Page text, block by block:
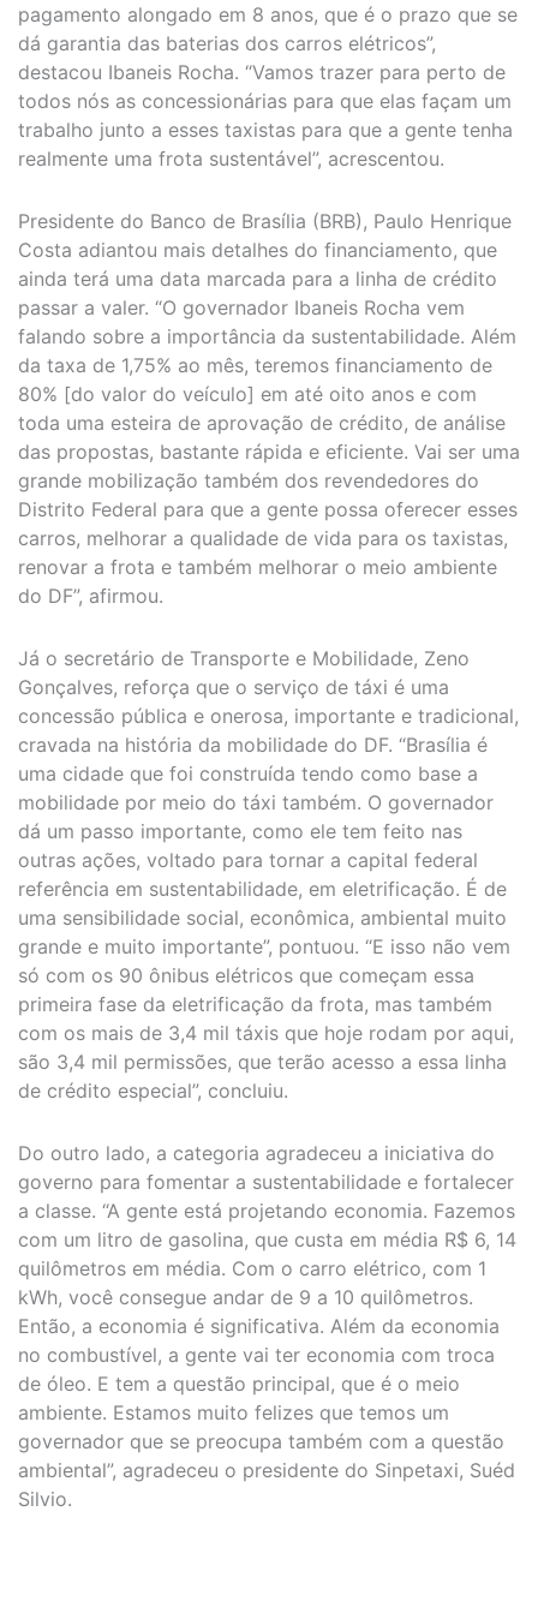
pagamento alongado em 8 anos, que é o prazo que se
dá garantia das baterias dos carros elétricos”,
destacou Ibaneis Rocha. “Vamos trazer para perto de
todos nós as concessionárias para que elas façam um
trabalho junto a esses taxistas para que a gente tenha
realmente uma frota sustentável”, acrescentou.
Presidente do Banco de Brasília (BRB), Paulo Henrique
Costa adiantou mais detalhes do financiamento, que
ainda terá uma data marcada para a linha de crédito
passar a valer. “O governador Ibaneis Rocha vem
falando sobre a importância da sustentabilidade. Além
da taxa de 1,75% ao mês, teremos financiamento de
80% [do valor do veículo] em até oito anos e com
toda uma esteira de aprovação de crédito, de análise
das propostas, bastante rápida e eficiente. Vai ser uma
grande mobilização também dos revendedores do
Distrito Federal para que a gente possa oferecer esses
carros, melhorar a qualidade de vida para os taxistas,
renovar a frota e também melhorar o meio ambiente
do DF”, afirmou.
Já o secretário de Transporte e Mobilidade, Zeno
Gonçalves, reforça que o serviço de táxi é uma
concessão pública e onerosa, importante e tradicional,
cravada na história da mobilidade do DF. “Brasília é
uma cidade que foi construída tendo como base a
mobilidade por meio do táxi também. O governador
dá um passo importante, como ele tem feito nas
outras ações, voltado para tornar a capital federal
referência em sustentabilidade, em eletrificação. É de
uma sensibilidade social, econômica, ambiental muito
grande e muito importante”, pontuou. “E isso não vem
só com os 90 ônibus elétricos que começam essa
primeira fase da eletrificação da frota, mas também
com os mais de 3,4 mil táxis que hoje rodam por aqui,
são 3,4 mil permissões, que terão acesso a essa linha
de crédito especial”, concluiu.
Do outro lado, a categoria agradeceu a iniciativa do
governo para fomentar a sustentabilidade e fortalecer
a classe. “A gente está projetando economia. Fazemos
com um litro de gasolina, que custa em média R$ 6, 14
quilômetros em média. Com o carro elétrico, com 1
kWh, você consegue andar de 9 a 10 quilômetros.
Então, a economia é significativa. Além da economia
no combustível, a gente vai ter economia com troca
de óleo. E tem a questão principal, que é o meio
ambiente. Estamos muito felizes que temos um
governador que se preocupa também com a questão
ambiental”, agradeceu o presidente do Sinpetaxi, Suéd
Silvio.